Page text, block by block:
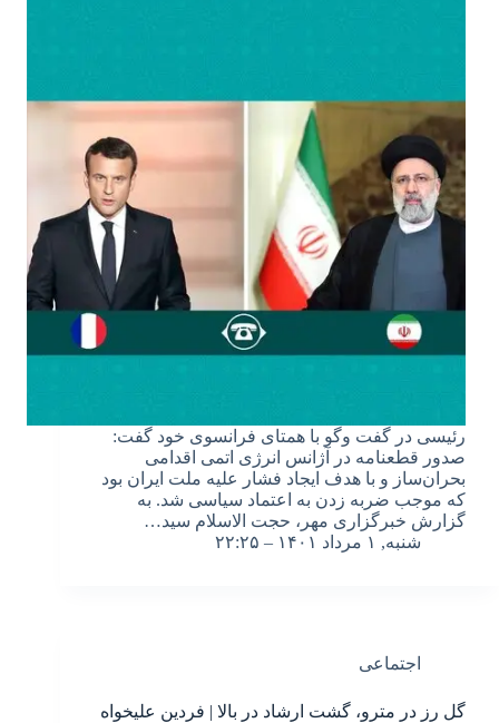
رئیسی در گفت وگو با همتای فرانسوی خود گفت:
صدور قطعنامه در آژانس انرژی اتمی اقدامی
بحران‌ساز و با هدف ایجاد فشار علیه ملت ایران بود
که موجب ضربه زدن به اعتماد سیاسی شد. به
گزارش خبرگزاری مهر، حجت الاسلام سید…
شنبه, ۱ مرداد ۱۴۰۱ – ۲۲:۲۵
اجتماعی
گل رز در مترو، گشت ارشاد در بالا | فردین علیخواه